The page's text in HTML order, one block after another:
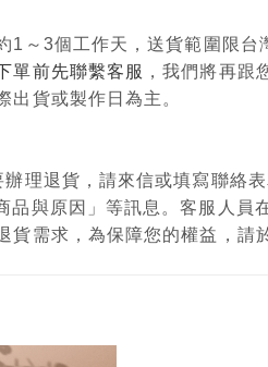
～3個工作天，送貨範圍限台
單前先聯繫客服 ，我們將再跟
貨或製作日為主。
理退貨，請來信或填寫聯絡
與原因」等訊息。客服人員
需求，為保障您的權益，請